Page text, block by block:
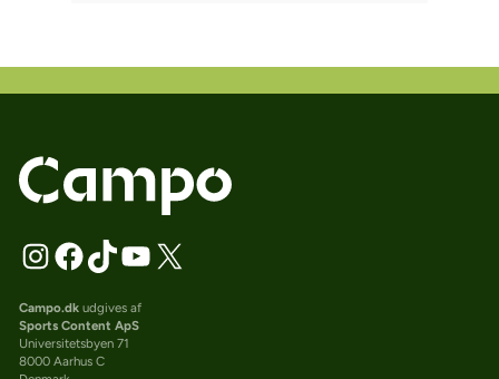
Campo.dkudgives af
Sports Content ApS
Universitetsbyen 71
8000 Aarhus C